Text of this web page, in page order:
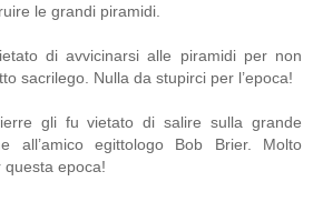
le grandi piramidi.
di avvicinarsi alle piramidi per non
sacrilego. Nulla da stupirci per l’epoca!
gli fu vietato di salire sulla grande
all’amico egittologo Bob Brier. Molto
epoca!